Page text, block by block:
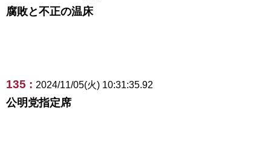
腐敗と不正の温床
135 : 2024/11/05(火) 10:31:35.92
公明党指定席